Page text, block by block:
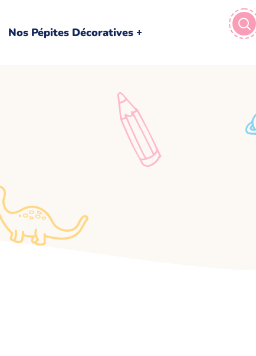
Nos Pépites Décoratives